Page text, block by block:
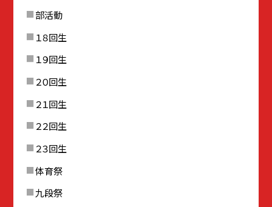
部活動
１８回生
１９回生
２０回生
２１回生
２２回生
２３回生
体育祭
九段祭